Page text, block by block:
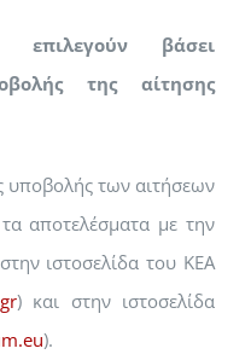
επιλεγούν βάσει
της αίτησης
υποβολής των αιτήσεων
αποτελέσματα με την
ιστοσελίδα του ΚΕΑ
) και στην ιστοσελίδα
).